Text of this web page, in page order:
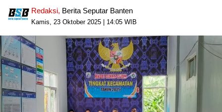
Redaksi, Berita Seputar Banten
Kamis, 23 Oktober 2025 | 14:05 WIB